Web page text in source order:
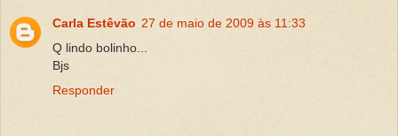
Carla Estêvão 27 de maio de 2009 às 11:33
Q lindo bolinho...
Bjs
Responder